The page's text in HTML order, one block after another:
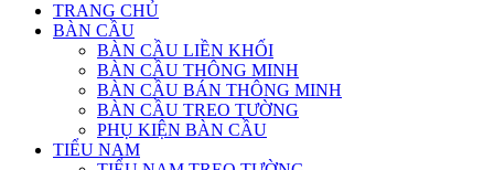
TRANG CHỦ
BÀN CẦU
BÀN CẦU LIỀN KHỐI
BÀN CẦU THÔNG MINH
BÀN CẦU BÁN THÔNG MINH
BÀN CẦU TREO TƯỜNG
PHỤ KIỆN BÀN CẦU
TIỂU NAM